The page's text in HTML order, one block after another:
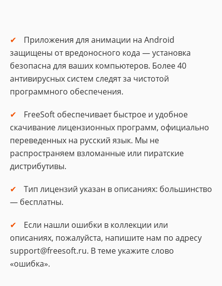
Приложения для анимации на Android
защищены от вредоносного кода — установка
безопасна для ваших компьютеров. Более 40
антивирусных систем следят за чистотой
программного обеспечения.
FreeSoft обеспечивает быстрое и удобное
скачивание лицензионных программ, официально
переведенных на русский язык. Мы не
распространяем взломанные или пиратские
дистрибутивы.
Тип лицензий указан в описаниях: большинство
— бесплатны.
Если нашли ошибки в коллекции или
описаниях, пожалуйста, напишите нам по адресу
support@freesoft.ru. В теме укажите слово
«ошибка».